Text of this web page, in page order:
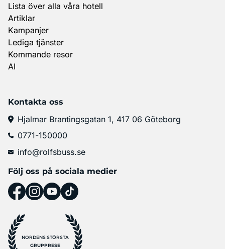
Lista över alla våra hotell
Artiklar
Kampanjer
Lediga tjänster
Kommande resor
AI
Kontakta oss
Hjalmar Brantingsgatan 1, 417 06 Göteborg
0771-150000
info@rolfsbuss.se
Följ oss på sociala medier
NORDENS STÖRSTA
GRUPPRESE